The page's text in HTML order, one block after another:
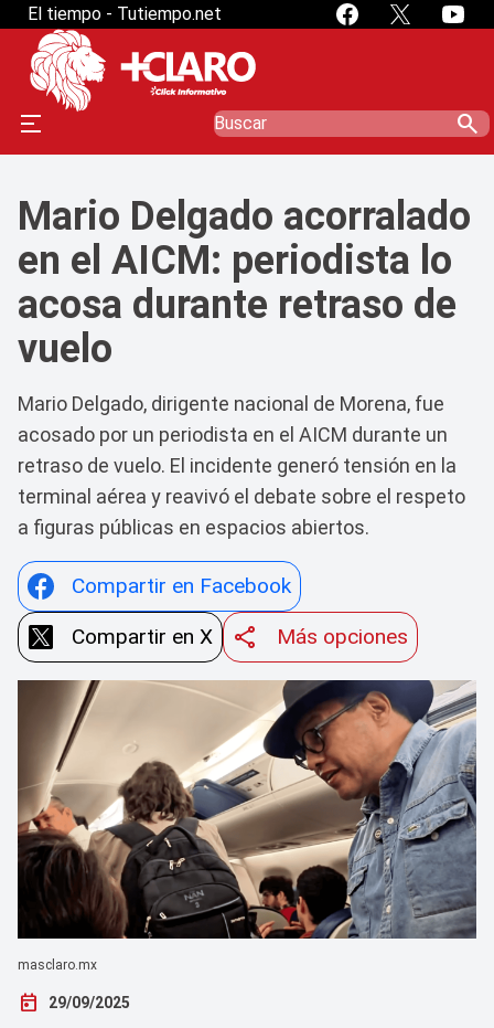
El tiempo - Tutiempo.net
search
Mario Delgado acorralado
en el AICM: periodista lo
acosa durante retraso de
vuelo
Mario Delgado, dirigente nacional de Morena, fue
acosado por un periodista en el AICM durante un
retraso de vuelo. El incidente generó tensión en la
terminal aérea y reavivó el debate sobre el respeto
a figuras públicas en espacios abiertos.
Compartir en Facebook
Compartir en X
Más opciones
masclaro.mx
today 29/09/2025